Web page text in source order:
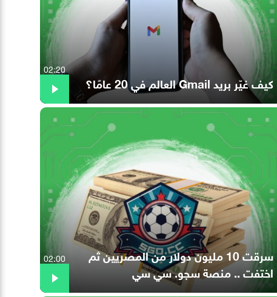
كيف غيّر بريد Gmail العالم في 20 عامًا؟
02:20
سرقت 10 مليون دولار من المصريين ثم
اختفت .. منصة سجو. سي سي
02:00